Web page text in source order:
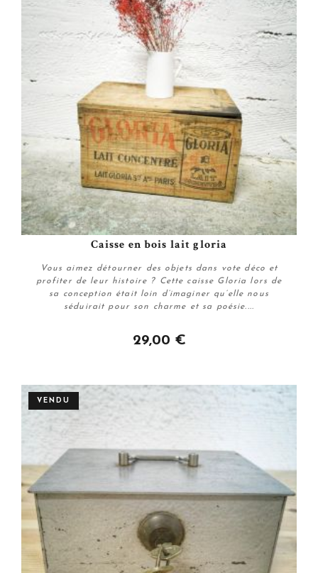
Caisse en bois lait gloria
Vous aimez détourner des objets dans vote déco et
profiter de leur histoire ? Cette caisse Gloria lors de
sa conception était loin d’imaginer qu’elle nous
séduirait pour son charme et sa poésie....
29,00 €
VENDU